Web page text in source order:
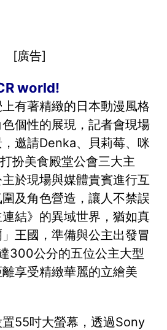
[廣告]
world!
上有著精緻的日本動漫風格
個性的展現，記者會現場
邀請Denka、貝莉莓、咪
扮美食殿堂公會三大主
於現場與媒體貴賓進行互
及角色營造，讓人不禁誤
結》的異域世界，猶如真
王國，準備與公主出發冒
300公分的五位公主大型
享受精緻華麗的立繪美
55吋大螢幕，透過Sony